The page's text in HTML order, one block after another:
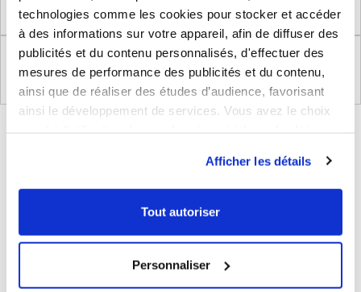
technologies comme les cookies pour stocker et accéder
à des informations sur votre appareil, afin de diffuser des
publicités et du contenu personnalisés, d'effectuer des
mesures de performance des publicités et du contenu,
ainsi que de réaliser des études d’audience, favorisant
ainsi le développement de services. Vous avez le choix
tout moment en consultant la Déclaration relative aux
cookies ou en cliquant sur l'icône de confidentialité.
Collecter des informations sur votre localisation
géographique qui peuvent être précises à plusieurs
mètres près
Afficher les détails
Tout autoriser
Personnaliser
Retour
Règlement (UE) 2023/988 relatifs à la Sécurité
Générale des Produits
BLEUCERISE VOUS CONSEILLE